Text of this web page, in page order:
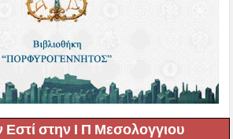
Εστί στην Ι Π Μεσολογγιου